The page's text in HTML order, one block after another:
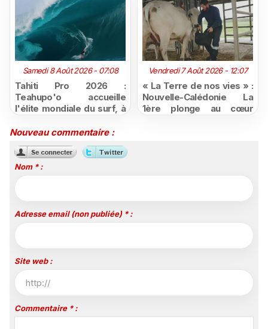
Samedi 8 Août 2026 - 07:08
Tahiti Pro 2026 :
Teahupo'o accueille
l'élite mondiale du surf, à
Polynésie la 1ère
Vendredi 7 Août 2026 - 12:07
« La Terre de nos vies » :
Nouvelle-Calédonie La
1ère plonge au cœur
Nouveau commentaire :
Nom * :
Adresse email (non publiée) * :
Site web :
Commentaire * :